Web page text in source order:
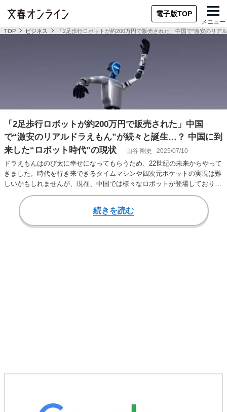
電子版TOP
メニュー
TOP ビジネス 「2足歩行ロボットが約200万円で販売された」中国で“激安のリ
「2足歩行ロボットが約200万円で販売された」中国
で“激安のリアルドラえもん”が続々と誕生…？ 中国に到
来した“ロボット時代”の現状
山谷 剛史 2025/07/10
ドラえもんはのび太に幸せになってもらうため、22世紀の未来からやって
きました。時代を行き来できるタイムマシンや四次元ポケットの実現は難
しいかもしれませんが、現在、中国では様々なロボットが登場しており、
ドラえもん的な…
続きを読む